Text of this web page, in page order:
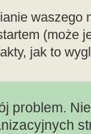
waszego
(może
jak to
problem.